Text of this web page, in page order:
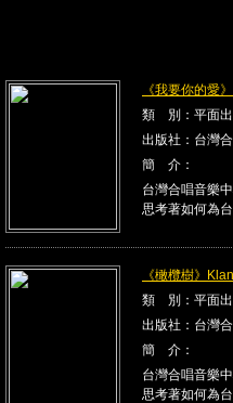
《我要你的愛
類 別：平面
出版社：台灣
簡 介：
台灣合唱音樂
思考著如何為
《橄欖樹》
類 別：平面
出版社：台灣
簡 介：
台灣合唱音樂
思考著如何為